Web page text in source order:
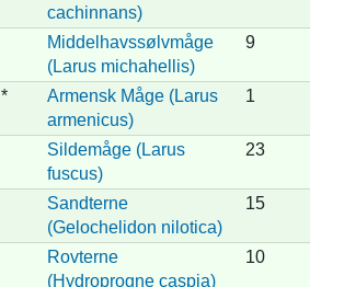
cachinnans)
Middelhavssølvmåge
(Larus michahellis)
9
*
Armensk Måge (Larus
armenicus)
1
Sildemåge (Larus
fuscus)
23
Sandterne
(Gelochelidon nilotica)
15
Rovterne
(Hydroprogne caspia)
10